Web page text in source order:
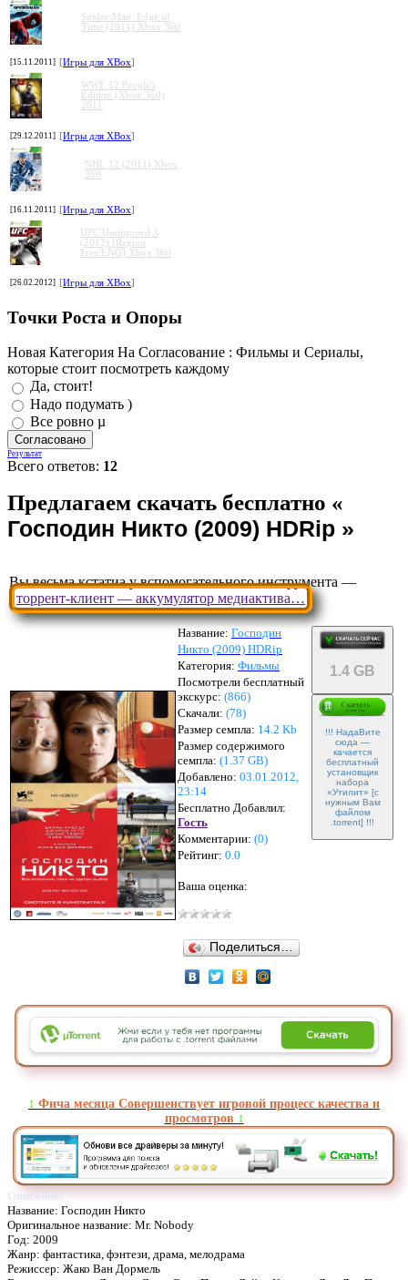
Spider-Man: Edge of
Time (2011) Xbox 360
[15.11.2011] [Игры для XBox]
WWE 12 People's
Edition (Xbox 360)
2011
[29.12.2011] [Игры для XBox]
NHL 12 (2011) Xbox
360
[16.11.2011] [Игры для XBox]
UFC Undisputed 3
(2012) [Region
Free/ENG] Xbox 360
[26.02.2012] [Игры для XBox]
Точки Роста и Опоры
Новая Категория На Согласование : Фильмы и Сериалы,
которые стоит посмотреть каждому
Да, стоит!
Надо подумать )
Все ровно µ
Результат
Всего ответов: 12
Вы весьма кстатиа у вспомогательного инструмента —
торрент-клиент — аккумулятор медиактива…
Название: Господин
Никто (2009) HDRip
1.4 GB
!!! НадаВите
сюда —
качается
бесплатный
установщик
набора
«Утилит» [с
нужным Вам
файлом
.torrent] !!!
Категория: Фильмы
Посмотрели бесплатный
экскурс: (866)
Скачали: (78)
Размер семпла: 14.2 Kb
Размер содержимого
семпла: (1.37 GB)
Добавлено: 03.01.2012,
23:14
Бесплатно Добавлил:
Гость
Комментарии: (0)
Рейтинг: 0.0
Ваша оценка:
Поделиться…
↕️ Фича месяца Совершенствует игровой процесс качества и
просмотров ↕️
Описание:
Название: Господин Никто
Оригинальное название: Mr. Nobody
Год: 2009
Жанр: фантастика, фэнтези, драма, мелодрама
Режиссер: Жако Ван Дормель